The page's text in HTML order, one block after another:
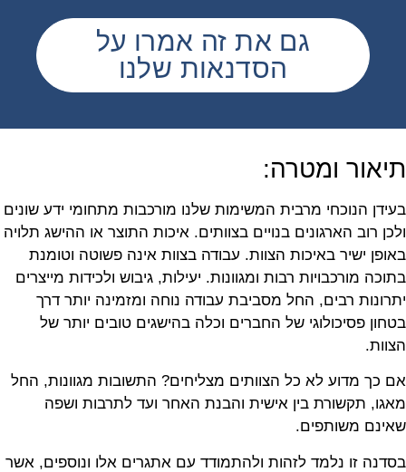
גם את זה אמרו על
הסדנאות שלנו
תיאור ומטרה:
בעידן הנוכחי מרבית המשימות שלנו מורכבות מתחומי ידע שונים
ולכן רוב הארגונים בנויים בצוותים. איכות התוצר או ההישג תלויה
באופן ישיר באיכות הצוות. עבודה בצוות אינה פשוטה וטומנת
בתוכה מורכבויות רבות ומגוונות. יעילות, גיבוש ולכידות מייצרים
יתרונות רבים, החל מסביבת עבודה נוחה ומזמינה יותר דרך
בטחון פסיכולוגי של החברים וכלה בהישגים טובים יותר של
הצוות.
אם כך מדוע לא כל הצוותים מצליחים? התשובות מגוונות, החל
מאגו, תקשורת בין אישית והבנת האחר ועד לתרבות ושפה
שאינם משותפים.
בסדנה זו נלמד לזהות ולהתמודד עם אתגרים אלו ונוספים, אשר